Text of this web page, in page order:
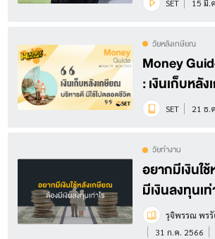
SET 15 มี.
วัยหลังเกษียณ
Money
: เงินเก็บหลั
มีใช้ไปตลอด
SET 21 ธ.
วัยทำงาน
อยากมีเงินใ
มีเงินลงทุนเท่
รุจิพรรณ พร
31 ก.ค. 2566